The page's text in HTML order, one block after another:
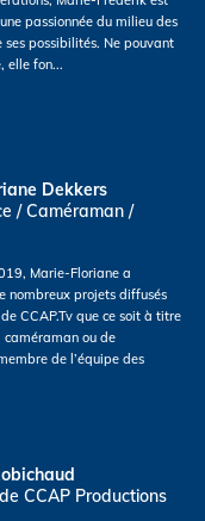
passionnée du milieu des
possibilités. Ne pouvant
elle fon...
Dekkers
/ Caméraman /
Marie-Floriane a
nombreux projets diffusés
CCAP.Tv que ce soit à titre
caméraman ou de
de l’équipe des
CCAP Productions